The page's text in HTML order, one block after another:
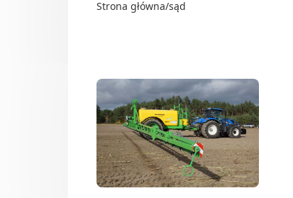
Strona główna/sąd